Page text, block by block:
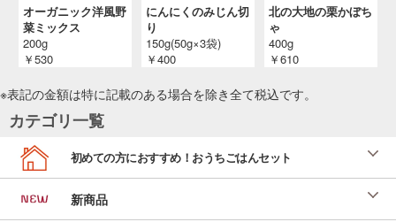
投稿日：2024/11/13 投稿者：SL Creations
水晶鶏と夏野菜のだし風
「今月のお料理レシピ」 （ＳＬＣ倶楽部
投稿日：2024/05/23 投稿者：SL Creations
「今月のお料理レシピ」（ＳＬＣ倶楽部 ２０
２４年６月）
オーガニック洋風野
菜ミックス
200g
￥530
にんにくのみじん切
り
150g(50g×3袋)
￥400
北の大地の栗かぼち
ゃ
400g
￥610
※表記の金額は特に記載のある場合を除き全て税込です。
カテゴリ一覧
初めての方におすすめ！おうちごはんセット
新商品